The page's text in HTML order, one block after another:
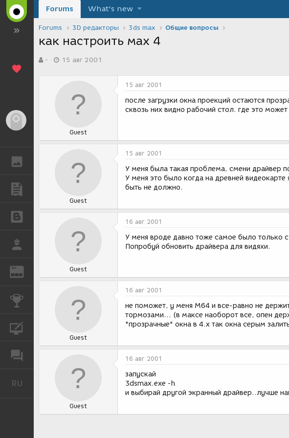
REN
КОНКУРСЫ
RU
Forums What's new
Forums 3D редакторы 3ds max Общие вопросы
как настроить мах 4
в-
а
и
15 авг 2001
Guest
15 авг 2001
после загрузки окна проекций остаются
сквозь них видно рабочий стол. где это может
Guest
15 авг 2001
У меня была такая проблема, смени драйвер
У меня это было когда на древней
быть не должно.
Guest
16 авг 2001
У меня вроде давно тоже самое было только
Попробуй обновить драйвера для видяхи.
Guest
16 авг 2001
не поможет, у меня M64 и все-равно не
тормозами... (в максе наоборот все, опен
"прозрачные" окна в 4.x так окна серым
Guest
16 авг 2001
запускай
3dsmax.exe -h
и выбирай другой экранный драйвер..лучше